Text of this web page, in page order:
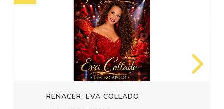
RENACER, EVA COLLADO